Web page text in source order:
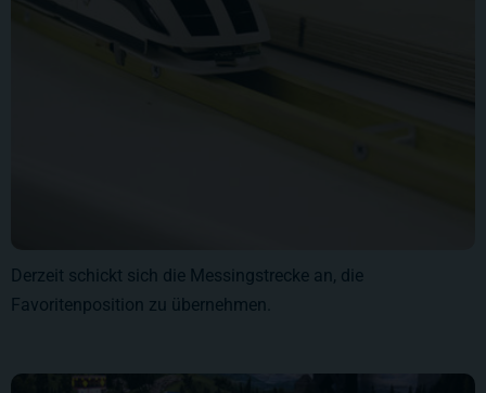
Derzeit schickt sich die Messingstrecke an, die
Favoritenposition zu übernehmen.